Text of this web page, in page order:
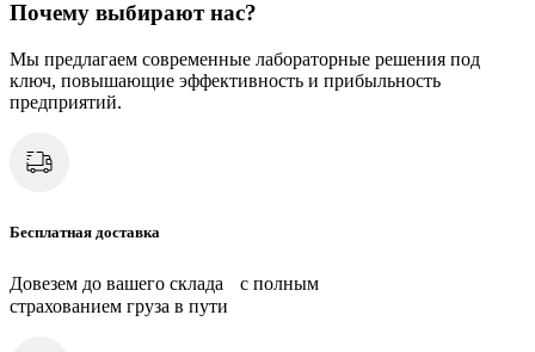
Почему выбирают нас?
Мы предлагаем современные лабораторные решения под
ключ, повышающие эффективность и прибыльность
предприятий.
Бесплатная доставка
Довезем до вашего склада с полным
страхованием груза в пути